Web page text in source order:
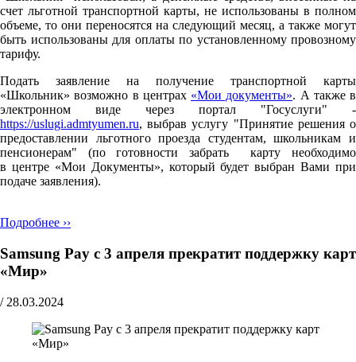
счет льготной транспортной карты, не использованы в полном
объеме, то они переносятся на следующий месяц, а также могут
быть использованы для оплаты по установленному провозному
тарифу.
Подать заявление на получение транспортной карты
«Школьник» возможно в центрах «Мои документы». А также в
электронном виде через портал "Госуслуги" -
https://uslugi.admtyumen.ru, выбрав услугу "Принятие решения о
предоставлении льготного проезда студентам, школьникам и
пенсионерам" (по готовности забрать карту необходимо
в центре «Мои Документы», который будет выбран Вами при
подаче заявления).
Подробнее ››
Samsung Pay с 3 апреля прекратит поддержку карт
«Мир»
/ 28.03.2024